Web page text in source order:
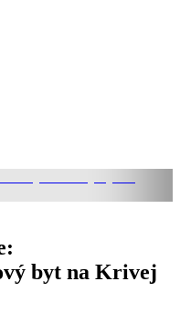
byt na Krivej